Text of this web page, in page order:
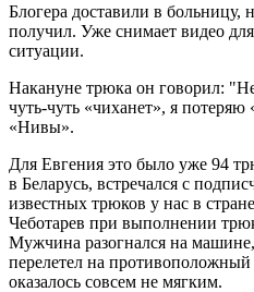
Блогера доставили в больницу,
получил. Уже снимает видео для
ситуации.
Накануне трюка он говорил:
чуть-чуть «чиханет», я потеряю
«Нивы».
Для Евгения это было уже 94
в Беларусь, встречался с
известных трюков у нас в
Чеботарев при выполнении
Мужчина разогнался на
перелетел на
оказалось совсем не мягким.